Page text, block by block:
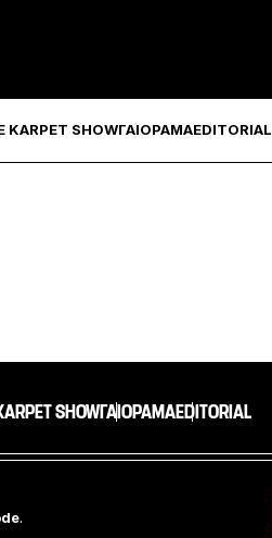
KARPET SHOWΓΑΙΟΡΑΜΑEDITORIAL
SHOWΓΑΙΟΡΑΜΑEDITORIAL
.